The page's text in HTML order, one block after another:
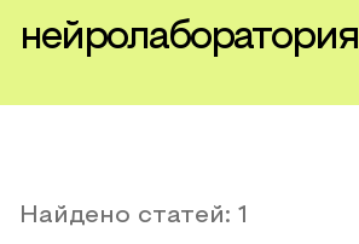
нейролаборатория
Найдено статей: 1